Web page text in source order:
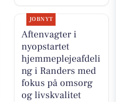
JOBNYT
Aftenvagter i
nyopstartet
hjemmeplejeafdeli
ng i Randers med
fokus på omsorg
og livskvalitet